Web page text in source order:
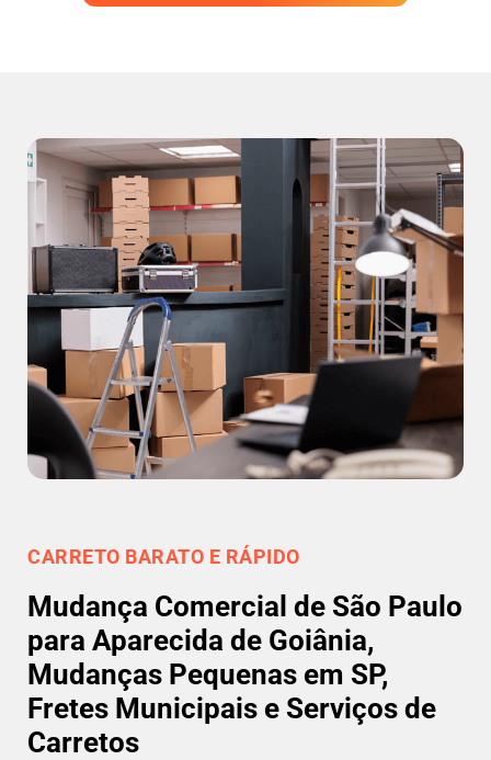
CARRETO BARATO E RÁPIDO
Mudança Comercial de São Paulo
para Aparecida de Goiânia,
Mudanças Pequenas em SP,
Fretes Municipais e Serviços de
Carretos